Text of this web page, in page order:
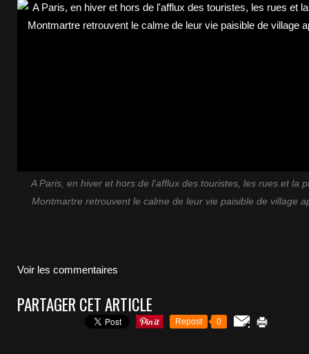
A Paris, en hiver et hors de l'afflux des touristes, les rues et la
Montmartre retrouvent le calme de leur vie paisible de village
Voir les commentaires
PARTAGER CET ARTICLE
Repost 0